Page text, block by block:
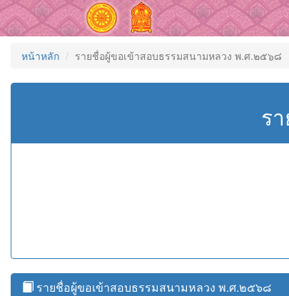
หน้าหลัก รายชื่อผู้ขอเข้าสอบธรรมสนามหลวง พ.ศ.๒๕๖๘
ร
รายชื่อผู้ขอเข้าสอบธรรมสนามหลวง พ.ศ.๒๕๖๘